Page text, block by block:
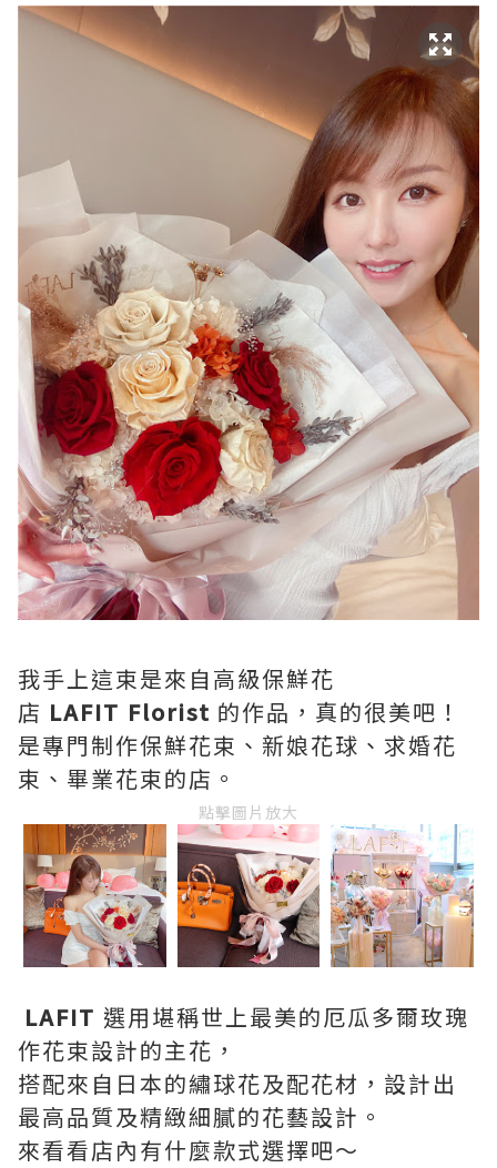
我手上這束是來自高級保鮮花
店 LAFIT Florist 的作品，真的很美吧！
是專門制作保鮮花束、新娘花球、求婚花
束、畢業花束的店。
點擊圖片放大
LAFIT 選用堪稱世上最美的厄瓜多爾玫瑰
作花束設計的主花，
搭配來自日本的繡球花及配花材，設計出
最高品質及精緻細膩的花藝設計。
來看看店內有什麼款式選擇吧～